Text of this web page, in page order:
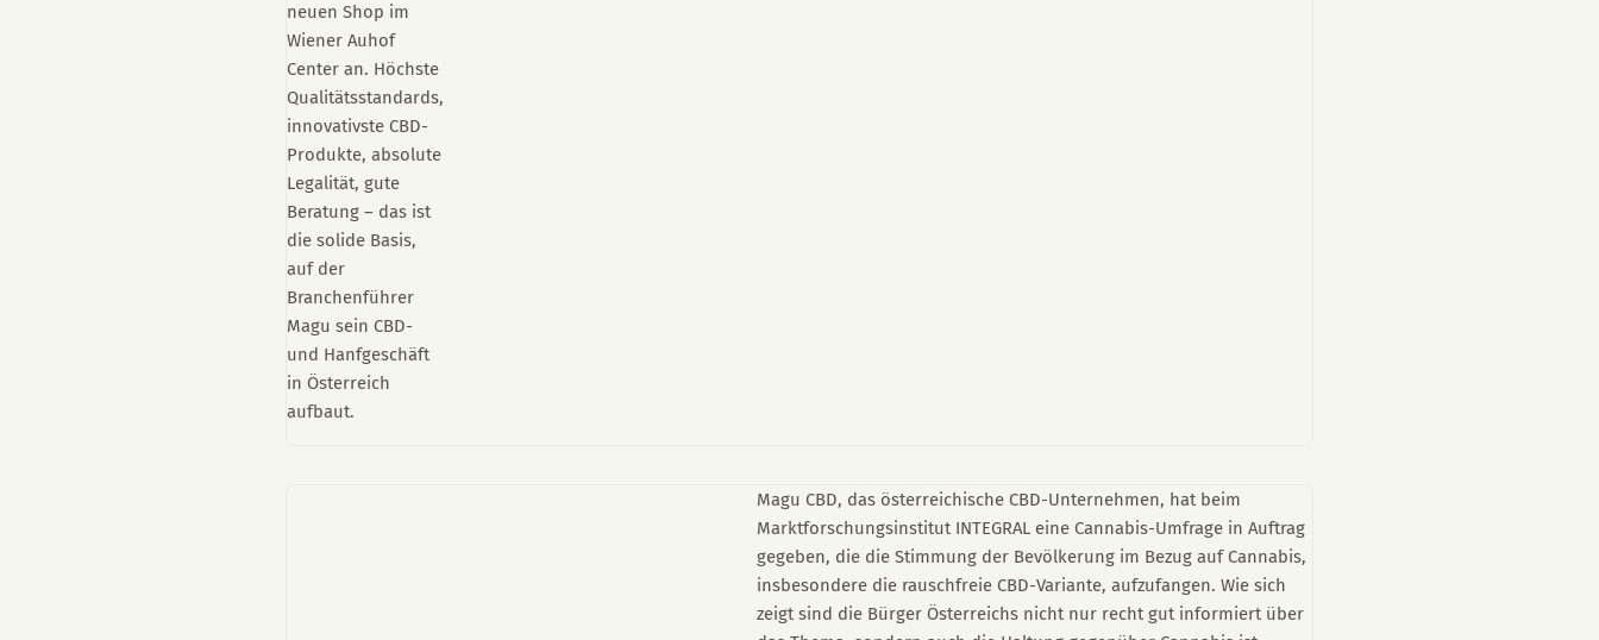
neuen Shop im
Wiener Auhof
Center an. Höchste
Qualitätsstandards,
innovativste CBD-
Produkte, absolute
Legalität, gute
Beratung – das ist
die solide Basis,
auf der
Branchenführer
Magu sein CBD-
und Hanfgeschäft
in Österreich
aufbaut.
Magu CBD, das österreichische CBD-Unternehmen, hat beim
Marktforschungsinstitut INTEGRAL eine Cannabis-Umfrage in Auftrag
gegeben, die die Stimmung der Bevölkerung im Bezug auf Cannabis,
insbesondere die rauschfreie CBD-Variante, aufzufangen. Wie sich
zeigt sind die Bürger Österreichs nicht nur recht gut informiert über